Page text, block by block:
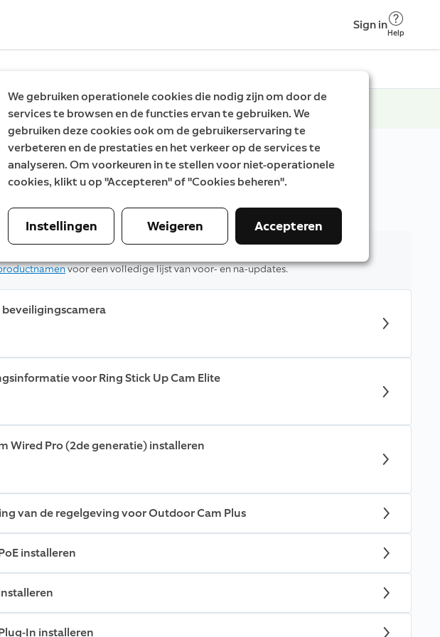
Sign in
Help
voor binnen en buiten of kies je eigen apparaat.
zijn gewijzigd
voor een volledige lijst van voor- en na-updates.
voor Ring Stick Up Cam Elite
Wired Pro (2de generatie) installeren
van de regelgeving voor Outdoor Cam Plus
installeren
In installeren
We gebruiken operationele cookies die nodig zijn om door de
services te browsen en de functies ervan te gebruiken. We
gebruiken deze cookies ook om de gebruikerservaring te
verbeteren en de prestaties en het verkeer op de services te
analyseren. Om voorkeuren in te stellen voor niet-operationele
cookies, klikt u op "Accepteren" of "Cookies beheren".
Instellingen Weigeren Accepteren